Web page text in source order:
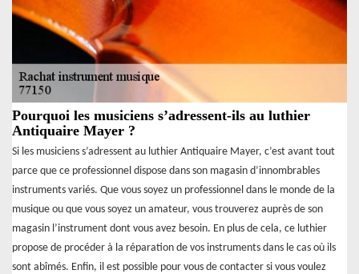
Pourquoi les musiciens s’adressent-ils au luthier
Antiquaire Mayer ?
Si les musiciens s’adressent au luthier Antiquaire Mayer, c’est avant tout
parce que ce professionnel dispose dans son magasin d’innombrables
instruments variés. Que vous soyez un professionnel dans le monde de la
musique ou que vous soyez un amateur, vous trouverez auprès de son
magasin l’instrument dont vous avez besoin. En plus de cela, ce luthier
propose de procéder à la réparation de vos instruments dans le cas où ils
sont abîmés. Enfin, il est possible pour vous de contacter si vous voulez